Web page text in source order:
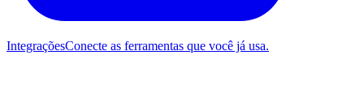
IntegraçõesConecte as ferramentas que você já usa.